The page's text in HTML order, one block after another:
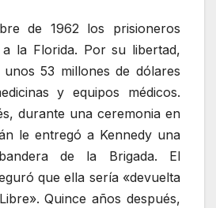
de 1962 los prisioneros
la Florida. Por su libertad,
53 millones de dólares
y equipos médicos.
durante una ceremonia en
le entregó a Kennedy una
de la Brigada. El
que ella sería «devuelta
Quince años después,